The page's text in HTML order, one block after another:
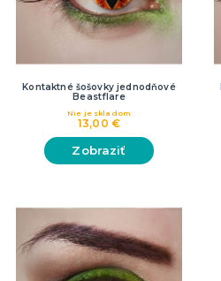
Kontaktné šošovky jednodňové
Beastflare
13,00 €
Nie je skladom
Zobraziť